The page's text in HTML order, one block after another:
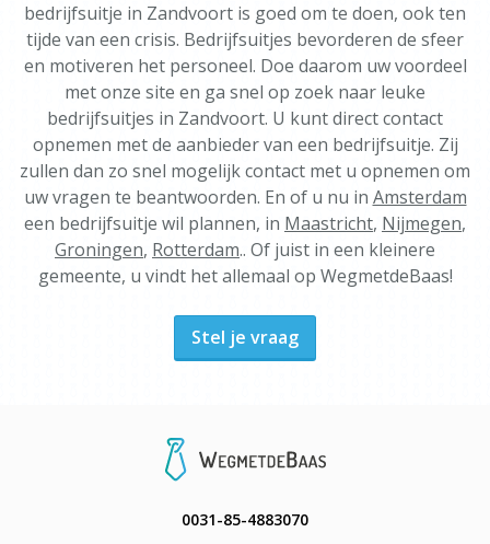
bedrijfsuitje in Zandvoort is goed om te doen, ook ten
tijde van een crisis. Bedrijfsuitjes bevorderen de sfeer
en motiveren het personeel. Doe daarom uw voordeel
met onze site en ga snel op zoek naar leuke
bedrijfsuitjes in Zandvoort. U kunt direct contact
opnemen met de aanbieder van een bedrijfsuitje. Zij
zullen dan zo snel mogelijk contact met u opnemen om
uw vragen te beantwoorden. En of u nu in Amsterdam
een bedrijfsuitje wil plannen, in Maastricht, Nijmegen,
Groningen, Rotterdam.. Of juist in een kleinere
gemeente, u vindt het allemaal op WegmetdeBaas!
Stel je vraag
0031-85-4883070